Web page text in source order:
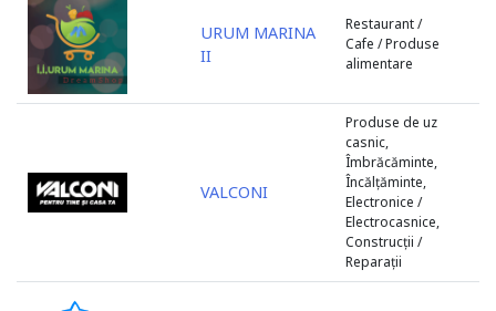
Sîngerei
Șoldănești
Soroca
Ștefan Vodă
Telenești
Ungheni
URUM MARINA
II
Restaurant /
Cafe / Produse
alimentare
VALCONI
Produse de uz
casnic,
Îmbrăcăminte,
Încălțăminte,
Electronice /
Electrocasnice,
Construcții /
Reparații